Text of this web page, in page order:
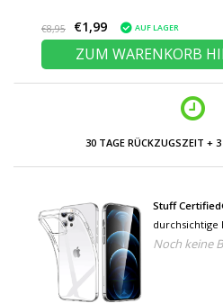
€8,95 €1,99 AUF LAGER
ZUM WARENKORB
30 TAGE RÜCKZUGSZEIT + 3
Stuff
durchsichtige
Copy
Noch keine